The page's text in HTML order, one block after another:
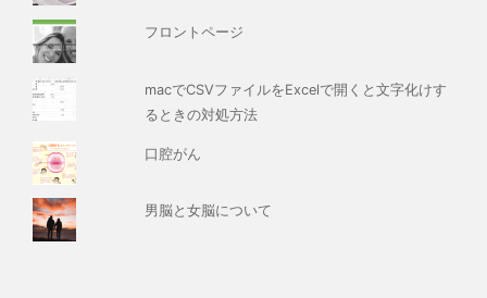
フロントページ
macでCSVファイルをExcelで開くと文字化けす
るときの対処方法
口腔がん
男脳と女脳について